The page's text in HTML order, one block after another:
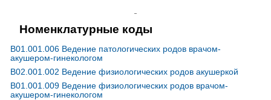
Номенклатурные коды
B01.001.006 Ведение патологических родов врачом-
акушером-гинекологом
B02.001.002 Ведение физиологических родов акушеркой
B01.001.009 Ведение физиологических родов врачом-
акушером-гинекологом